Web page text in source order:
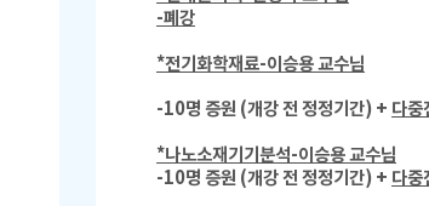
-폐강
*전기화학재료-이승용 교수님
-10명 증원 (개강 전 정정기간) + 다중
*나노소재기기분석-이승용 교수님
-10명 증원 (개강 전 정정기간) + 다중